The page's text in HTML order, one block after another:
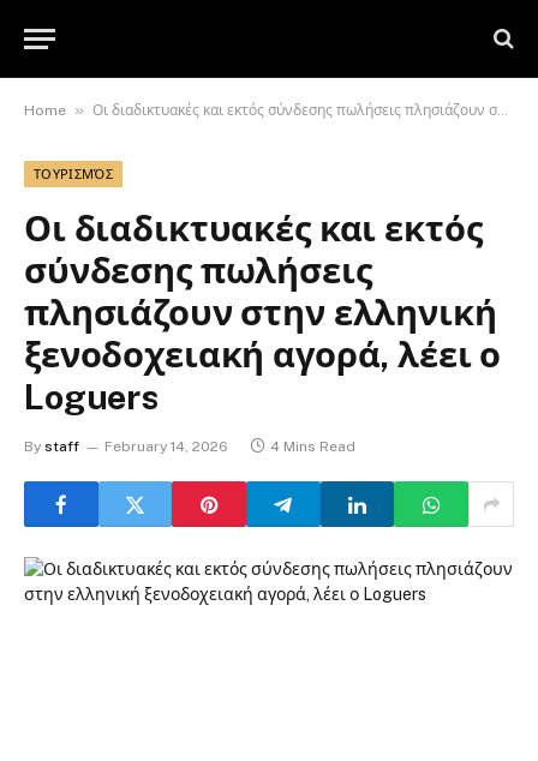
Home » Οι διαδικτυακές και εκτός σύνδεσης πωλήσεις πλησιάζουν στην ελληνική ξενοδοχειακή αγορά, λέει ο Loguers
ΤΟΥΡΙΣΜΌΣ
Οι διαδικτυακές και εκτός
σύνδεσης πωλήσεις
πλησιάζουν στην ελληνική
ξενοδοχειακή αγορά, λέει ο
Loguers
By staff February 14, 2026 4 Mins Read